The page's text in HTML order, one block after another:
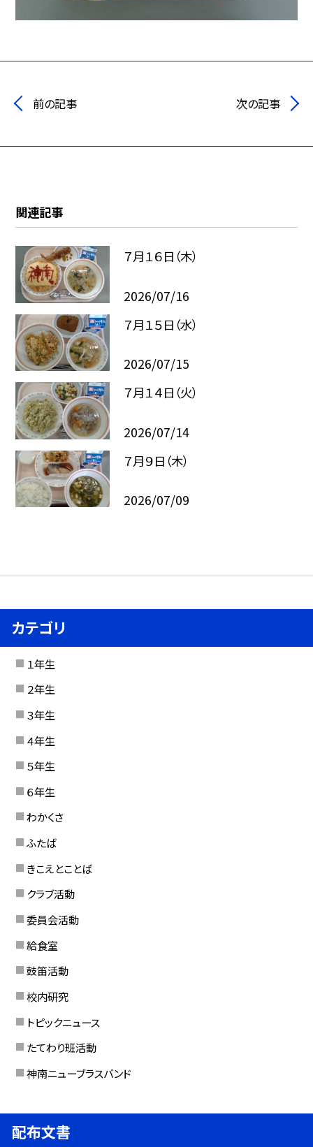
前の記事 次の記事
関連記事
７月１６日（木）
2026/07/16
７月１５日（水）
2026/07/15
７月１４日（火）
2026/07/14
７月９日（木）
2026/07/09
カテゴリ
１年生
２年生
３年生
４年生
５年生
６年生
わかくさ
ふたば
きこえとことば
クラブ活動
委員会活動
給食室
鼓笛活動
校内研究
トピックニュース
たてわり班活動
神南ニューブラスバンド
配布文書